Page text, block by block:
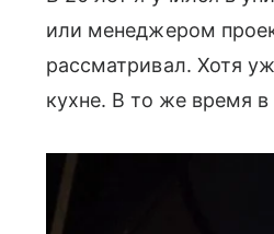
или менеджером
рассматривал. Хотя
кухне. В то же время